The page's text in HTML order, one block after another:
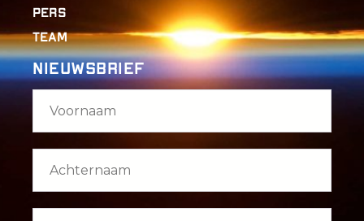
Pers
Team
Nieuwsbrief